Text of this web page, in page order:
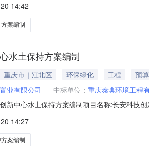
合同金额为7.8万元。选取时间2024-03-
号中选金额
14:42
案编制
水土保持方案编制
重庆市｜江北区 环保绿化 工程
预
业有限公司 中标单位： 重庆泰典环境工程
新中心水土保持方案编制项目名称:长安科技
地址:重庆市九龙坡区红狮大道6号（巴国城
14:27
案编制